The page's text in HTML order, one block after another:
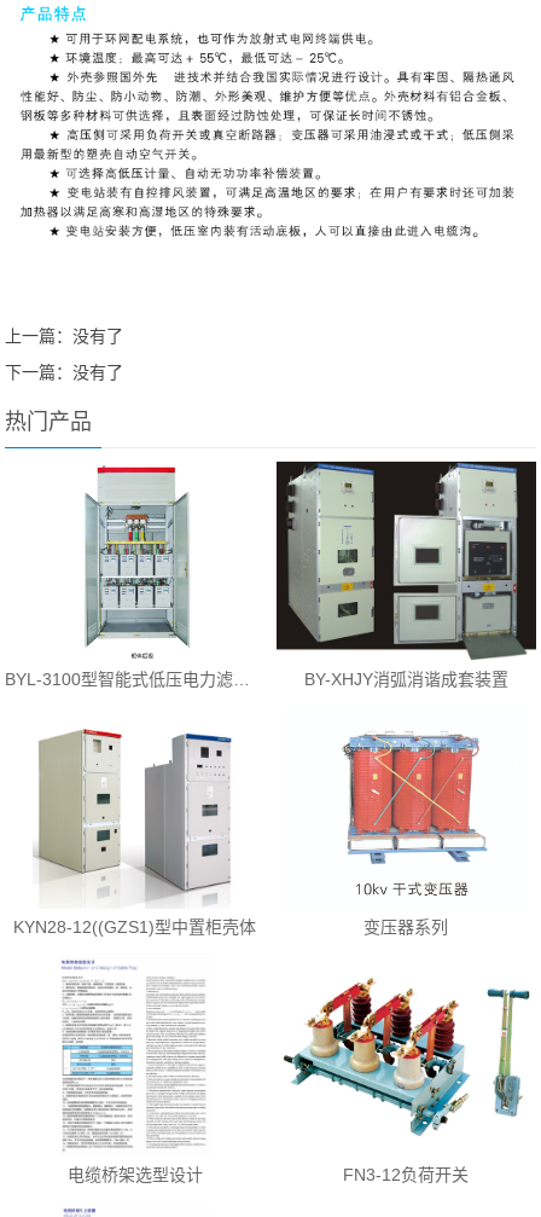
上一篇：没有了
下一篇：没有了
热门产品
BY-XHJY消弧消谐成套装置
KYN28-12((GZS1)型中置柜壳体 变压器系列
电缆桥架选型设计 FN3-12负荷开关